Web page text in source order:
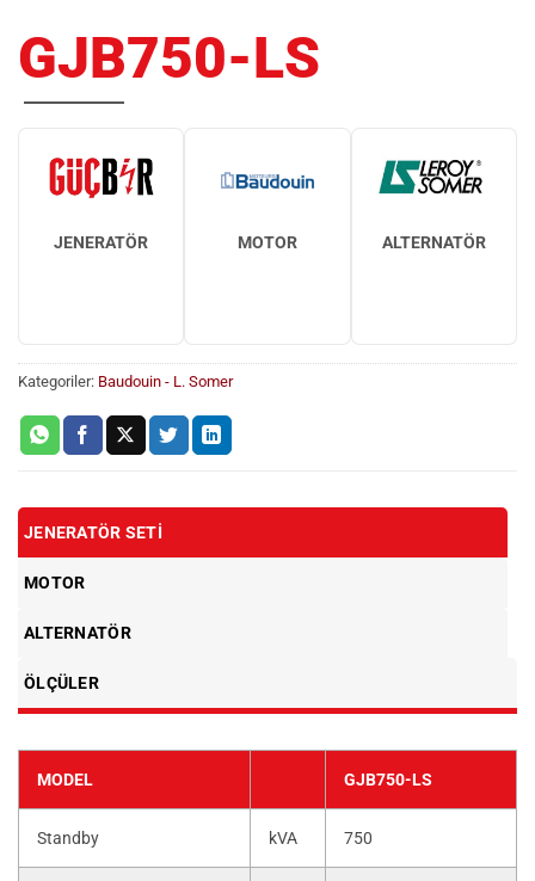
GJB750-LS
JENERATÖR MOTOR ALTERNATÖR
Kategoriler: Baudouin - L. Somer
JENERATÖR SETI
MOTOR
ALTERNATÖR
ÖLÇÜLER
MODEL GJB750-LS
Standby kVA 750